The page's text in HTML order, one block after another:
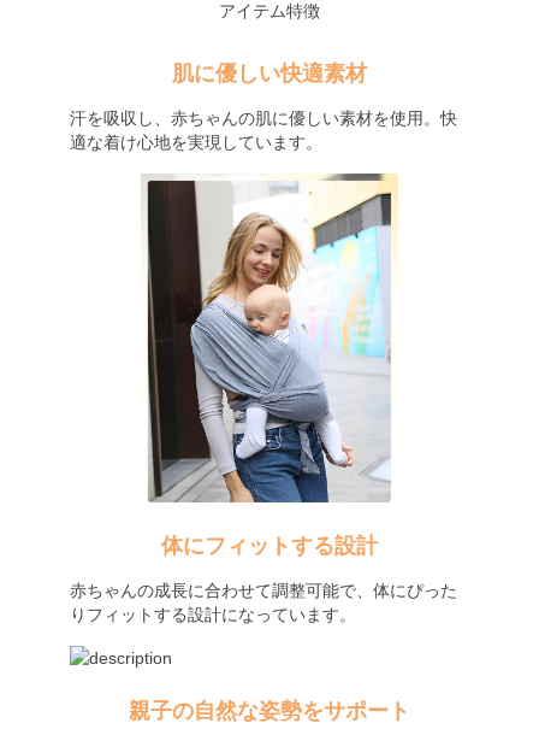
アイテム特徴
肌に優しい快適素材
汗を吸収し、赤ちゃんの肌に優しい素材を使用。快
適な着け心地を実現しています。
体にフィットする設計
赤ちゃんの成長に合わせて調整可能で、体にぴった
りフィットする設計になっています。
親子の自然な姿勢をサポート